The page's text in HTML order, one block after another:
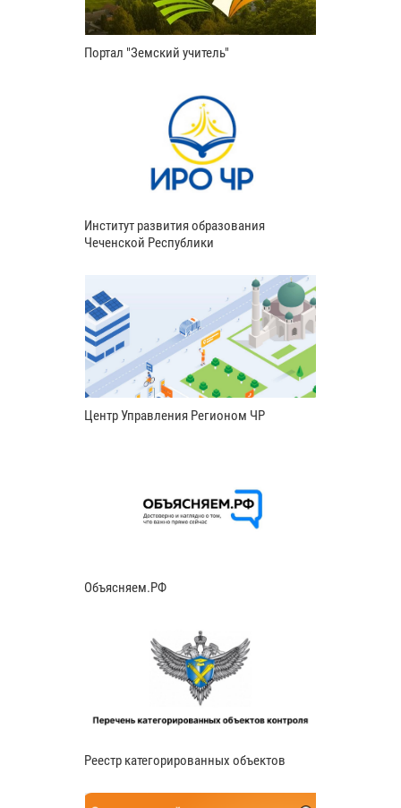
Портал "Земский учитель"
Институт развития образования
Чеченской Республики
Центр Управления Регионом ЧР
Объясняем.РФ
Реестр категорированных объектов